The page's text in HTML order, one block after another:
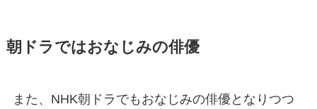
朝ドラではおなじみの俳優
また、NHK朝ドラでもおなじみの俳優となりつつ